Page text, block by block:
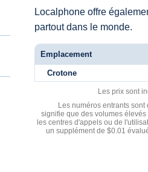
Localphone offre
partout dans le monde.
Emplacement
Crotone
Les prix sont
Les numéros entrants
signifie que des volumes
les centres d'appels ou de
un supplément de $0.01